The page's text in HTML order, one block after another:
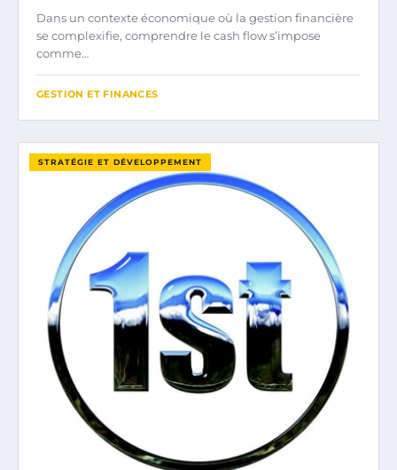
Dans un contexte économique où la gestion financière
se complexifie, comprendre le cash flow s’impose
comme…
GESTION ET FINANCES
STRATÉGIE ET DÉVELOPPEMENT